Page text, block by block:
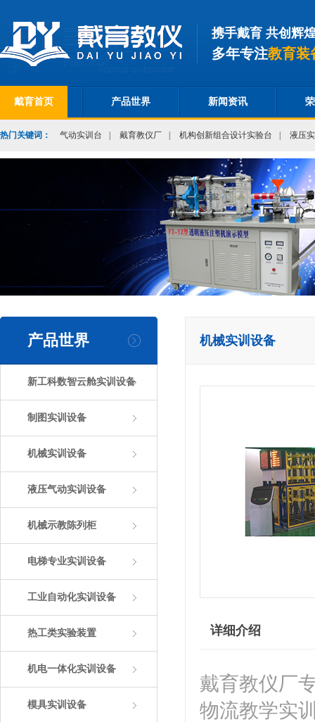
携手戴育 共创辉
多年专注教育装
戴育首页 产品世界 新闻资讯
热门关键词： 气动实训台 戴育教仪厂 机构创新组合设计实验台 液压
产品世界
新工科数智云舱实训设备
制图实训设备
机械实训设备
液压气动实训设备
机械示教陈列柜
电梯专业实训设备
工业自动化实训设备
热工类实验装置
机电一体化实训设备
模具实训设备
机械实训设备
详细介绍
戴育教仪厂
物流教学实